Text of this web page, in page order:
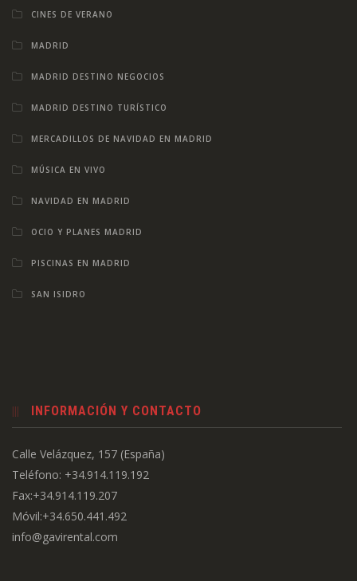
CINES DE VERANO
MADRID
MADRID DESTINO NEGOCIOS
MADRID DESTINO TURÍSTICO
MERCADILLOS DE NAVIDAD EN MADRID
MÚSICA EN VIVO
NAVIDAD EN MADRID
OCIO Y PLANES MADRID
PISCINAS EN MADRID
SAN ISIDRO
INFORMACIÓN Y CONTACTO
Calle Velázquez, 157 (España)
Teléfono: +34.914.119.192
Fax:+34.914.119.207
Móvil:+34.650.441.492
info@gavirental.com